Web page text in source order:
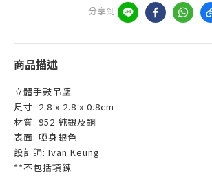
分享到
商品描述
立體手鼓吊墜
尺寸: 2.8 x 2.8 x 0.8cm
材質: 952 純銀及銅
表面: 啞身銀色
設計師: Ivan Keung
**不包括項鍊